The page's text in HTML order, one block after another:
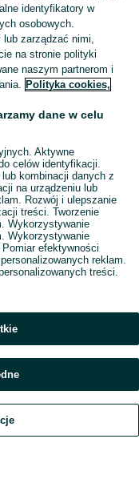
Sprzedaż rolek do jazdy Lublin ▶️ Aktualne oferty nowe i używane ✅ Szeroki wybór produktów w najlepszych cenach ✌ Przeglądaj ogłoszenia na OLX.pl! Zobacz
Czat Konto
identyfikatory w
osobowych.
zarządzać nimi,
na stronie polityki
naszym partnerom i
Polityka cookies,
dane w celu
Aktywne
celów identyfikacji.
kombinacji danych z
na urządzeniu lub
Rozwój i ulepszanie
treści. Tworzenie
Wykorzystywanie
Wykorzystywanie
efektywności
reklam.
treści.